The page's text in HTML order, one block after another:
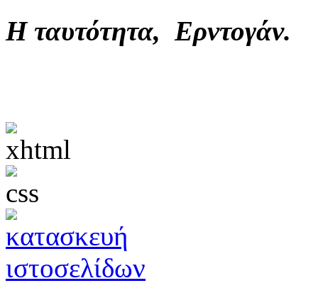
Η ταυτότητα, Ερντογάν.